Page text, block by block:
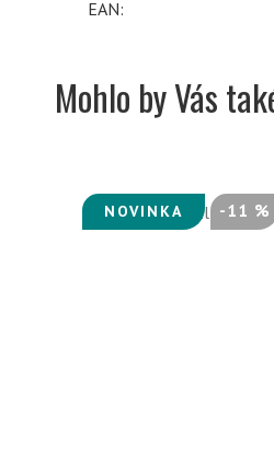
EAN:
Mohlo by Vás
NOVINKA -11 %